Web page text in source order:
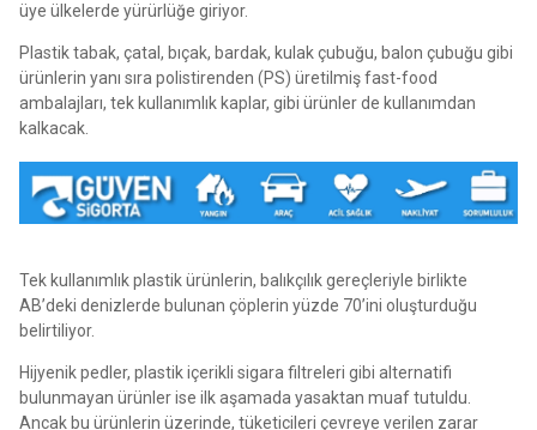
üye ülkelerde yürürlüğe giriyor.
Plastik tabak, çatal, bıçak, bardak, kulak çubuğu, balon çubuğu gibi
ürünlerin yanı sıra polistirenden (PS) üretilmiş fast-food
ambalajları, tek kullanımlık kaplar, gibi ürünler de kullanımdan
kalkacak.
Tek kullanımlık plastik ürünlerin, balıkçılık gereçleriyle birlikte
AB’deki denizlerde bulunan çöplerin yüzde 70’ini oluşturduğu
belirtiliyor.
Hijyenik pedler, plastik içerikli sigara filtreleri gibi alternatifi
bulunmayan ürünler ise ilk aşamada yasaktan muaf tutuldu.
Ancak bu ürünlerin üzerinde, tüketicileri çevreye verilen zarar